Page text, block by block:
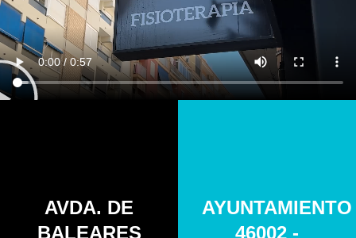
AVDA. DE
BALEARES
AYUNTAMIENTO
46002 -